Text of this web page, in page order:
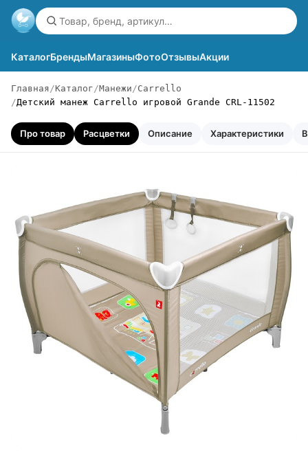
КаталогБрендыМагазиныФотоОтзывыАкции
Главная Каталог Манежи
Carrello
Детский манеж Carrello игровой Grande CRL-11502
Про товар Расцветки Описание Характеристики